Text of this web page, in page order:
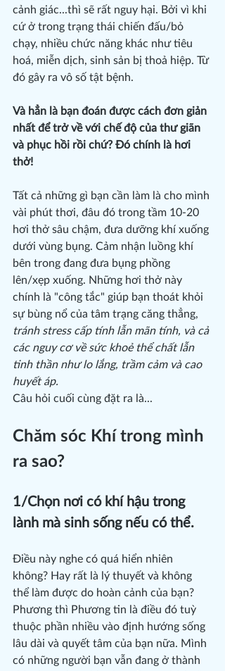
cảnh giác...thì sẽ rất nguy hại. Bởi vì khi
cứ ở trong trạng thái chiến đấu/bỏ
chạy, nhiều chức năng khác như tiêu
hoá, miễn dịch, sinh sản bị thoả hiệp. Từ
đó gây ra vô số tật bệnh.
Và hẳn là bạn đoán được cách đơn giản
nhất để trở về với chế độ của thư giãn
và phục hồi rồi chứ? Đó chính là hơi
thở!
Tất cả những gì bạn cần làm là cho mình
vài phút thơi, đâu đó trong tầm 10-20
hơi thở sâu chậm, đưa dưỡng khí xuống
dưới vùng bụng. Cảm nhận luồng khí
bên trong đang đưa bụng phồng
lên/xẹp xuống. Những hơi thở này
chính là "công tắc" giúp bạn thoát khỏi
sự bùng nổ của tâm trạng căng thẳng,
tránh stress cấp tính lẫn mãn tính, và cả
các nguy cơ về sức khoẻ thể chất lẫn
tinh thần như lo lắng, trầm cảm và cao
huyết áp.
Câu hỏi cuối cùng đặt ra là...
Chăm sóc Khí trong mình
ra sao?
1/Chọn nơi có khí hậu trong
lành mà sinh sống nếu có thể.
Điều này nghe có quá hiển nhiên
không? Hay rất là lý thuyết và không
thể làm được do hoàn cảnh của bạn?
Phương thì Phương tin là điều đó tuỳ
thuộc phần nhiều vào định hướng sống
lâu dài và quyết tâm của bạn nữa. Mình
có những người bạn vẫn đang ở thành